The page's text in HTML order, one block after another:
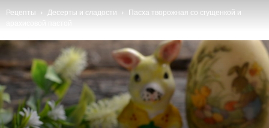
Рецепты Десерты и сладости
Пасха творожная со сгущенкой и